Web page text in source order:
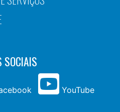
SOCIAIS
YouTube